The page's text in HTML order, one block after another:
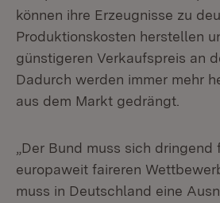
können ihre Erzeugnisse zu
Produktionskosten herstellen
günstigeren Verkaufspreis an
Dadurch werden immer mehr
aus dem Markt gedrängt.
„Der Bund muss sich dringend
europaweit faireren
muss in Deutschland eine